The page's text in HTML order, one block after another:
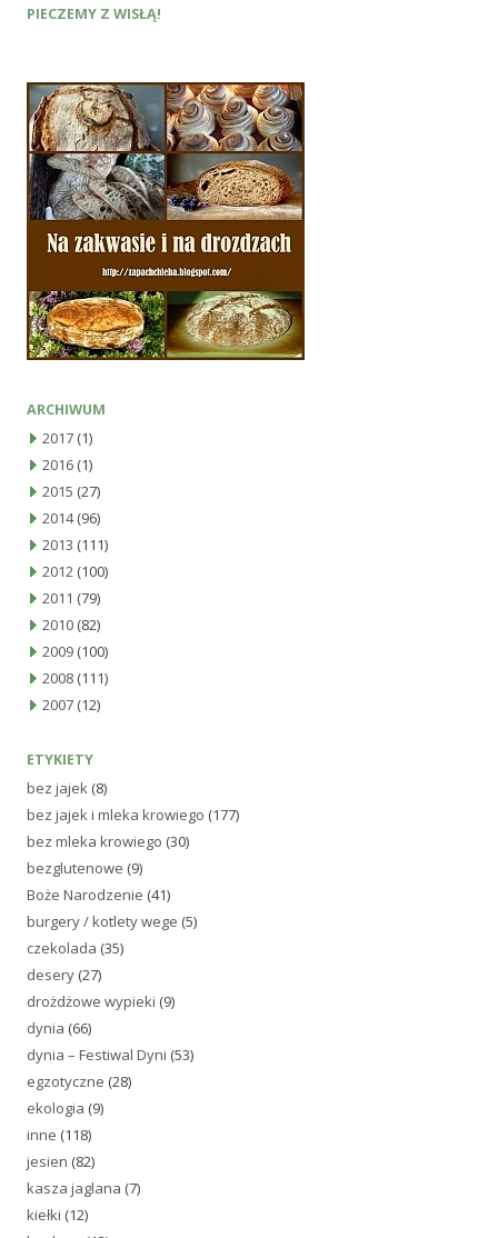
PIECZEMY Z WISŁĄ!
ARCHIWUM
2017 (1)
2016 (1)
2015 (27)
2014(96)
2013 (111)
2012 (100)
2011 (79)
2010 (82)
2009 (100)
2008 (111)
2007 (12)
ETYKIETY
bez jajek (8)
bez jajek i mleka krowiego (177)
bez mleka krowiego (30)
bezglutenowe (9)
Boże Narodzenie (41)
burgery / kotlety wege (5)
czekolada (35)
desery (27)
drożdżowe wypieki (9)
dynia (66)
dynia – Festiwal Dyni (53)
egzotyczne (28)
ekologia (9)
inne (118)
jesien (82)
kasza jaglana (7)
kiełki (12)